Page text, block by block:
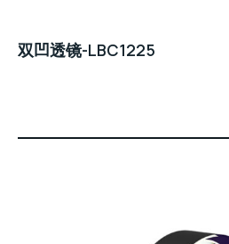
双凹透镜-LBC1225